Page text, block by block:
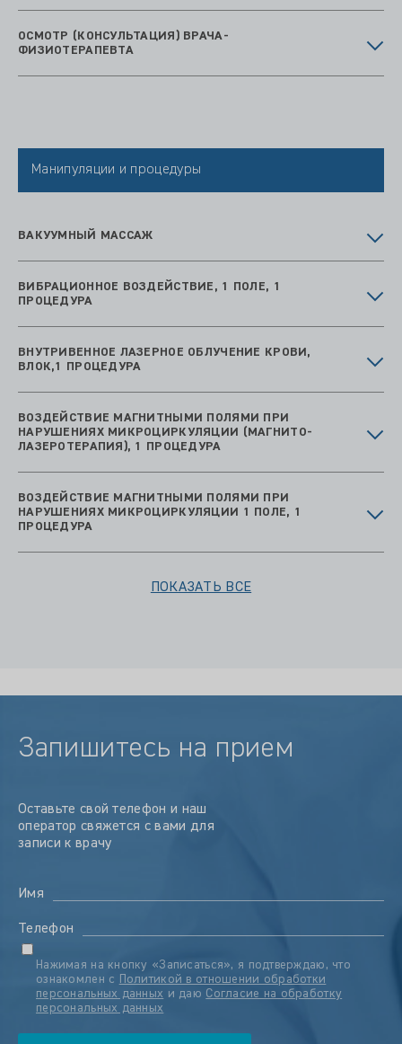
ОСМОТР (КОНСУЛЬТАЦИЯ) ВРАЧА-
ФИЗИОТЕРАПЕВТА
Манипуляции и процедуры
ВАКУУМНЫЙ МАССАЖ
ВИБРАЦИОННОЕ ВОЗДЕЙСТВИЕ, 1 ПОЛЕ, 1
ПРОЦЕДУРА
ВНУТРИВЕННОЕ ЛАЗЕРНОЕ ОБЛУЧЕНИЕ КРОВИ,
ВЛОК,1 ПРОЦЕДУРА
ВОЗДЕЙСТВИЕ МАГНИТНЫМИ ПОЛЯМИ ПРИ
НАРУШЕНИЯХ МИКРОЦИРКУЛЯЦИИ (МАГНИТО-
ЛАЗЕРОТЕРАПИЯ), 1 ПРОЦЕДУРА
ВОЗДЕЙСТВИЕ МАГНИТНЫМИ ПОЛЯМИ ПРИ
НАРУШЕНИЯХ МИКРОЦИРКУЛЯЦИИ 1 ПОЛЕ, 1
ПРОЦЕДУРА
ПОКАЗАТЬ ВСЕ
Запишитесь на прием
Оставьте свой телефон и наш
оператор свяжется с вами для
записи к врачу
Имя
Телефон
Нажимая на кнопку «Записаться», я подтверждаю, что
ознакомлен с Политикой в отношении обработки
персональных данных и даю Согласие на обработку
персональных данных